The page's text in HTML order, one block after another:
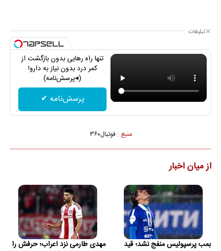
تبلیغات
تنها راه رهایی بدون بازگشت از
کمر درد بدون نیاز به دارو!
(◂پرسش‌نامه)
پرسش‌نامه ✔
منبع :فوتبال۳۶۰
از میان اخبار
بمب پرسپولیس منفج نشد؛ قید
مهدی طارمی نزد اعراب؛ حرفش را